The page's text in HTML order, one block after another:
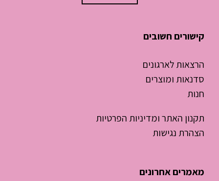
קישורים חשובים
הרצאות לארגונים
סדנאות ומוצרים
חנות
תקנון האתר ומדיניות הפרטיות
הצהרת נגישות
מאמרים אחרונים